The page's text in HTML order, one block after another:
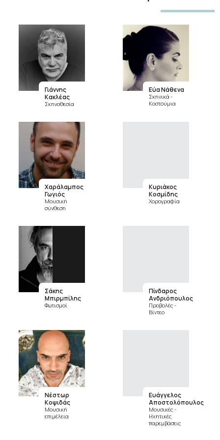
Γιάννης
Κακλέας
Σκηνοθεσία
Εύα Νάθενα
Σκηνικά -
Κοστούμια
Χαράλαμπος
Γωγιός
Μουσική
σύνθεση
Κυριάκος
Κοσμίδης
Χορογραφία
Σάκης
Μπιρμπίλης
Φωτισμοί
Πίνδαρος
Ανδριόπουλος
Προβολές -
Βίντεο
Νέστωρ
Κοψιδάς
Μουσική
επιμέλεια
Ευάγγελος
Αποστολόπουλος
Μουσικές -
Ηχητικές
παρεμβάσεις